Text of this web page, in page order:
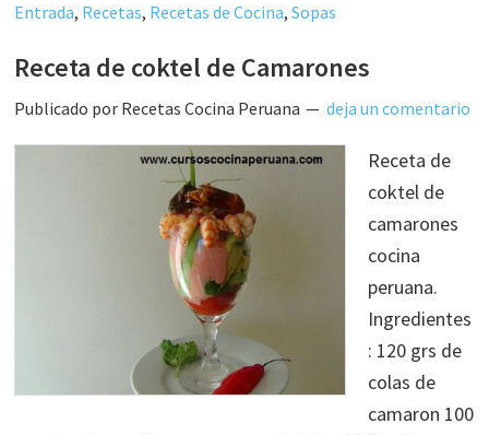
Entrada, Recetas, Recetas de Cocina,Sopas
Receta de coktel de Camarones
Publicado por Recetas Cocina Peruana deja un comentario
Receta de
coktel de
camarones
cocina
peruana.
Ingredientes
: 120 grs de
colas de
camaron 100